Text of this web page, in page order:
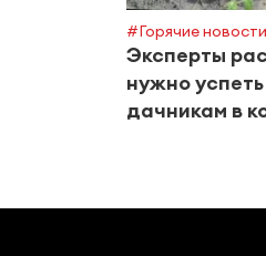
#Горячие новости
Эксперты
нужно
дачникам в